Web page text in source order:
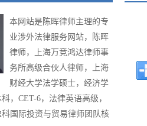
本网站是陈晖律师主理的专
业涉外法律服务网站，陈晖
律师，上海万竞鸿达律师事
务所高级合伙人律师，上海
财经大学法学硕士，经济学
，CET-6，法律英语高级，
国际投资与贸易律师团队核